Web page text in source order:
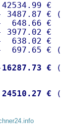
€
3487.87 €
648.66 €
3977.02 €
638.02 €
697.65 € (
16287.73 €
24510.27 €